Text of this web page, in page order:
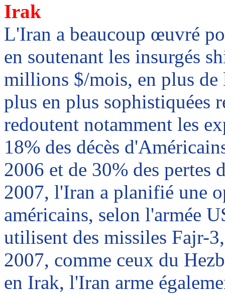
Irak
L'Iran a beaucoup œuvré
en soutenant les insurgés
millions $/mois, en plus de
plus en plus sophistiquées
redoutent notamment les
18% des décès
2006 et de 30% des pertes
2007, l'Iran a planifié une
américains, selon l'armée
utilisent des missiles Fajr-
2007, comme ceux du
en Irak, l'Iran arme